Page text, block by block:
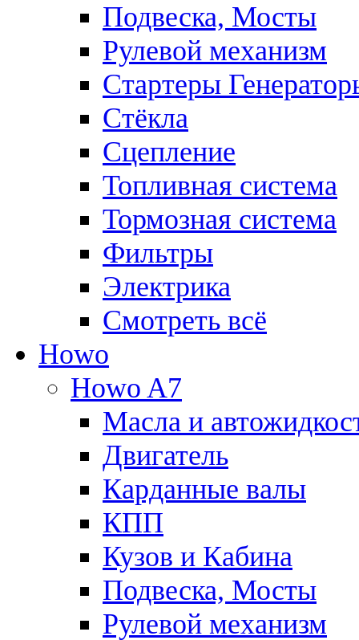
Подвеска, Мосты
Рулевой механизм
Стартеры
Стёкла
Сцепление
Топливная система
Тормозная система
Фильтры
Электрика
Смотреть всё
Howo
Howo A7
Масла и
Двигатель
Карданные валы
КПП
Кузов и Кабина
Подвеска, Мосты
Рулевой механизм